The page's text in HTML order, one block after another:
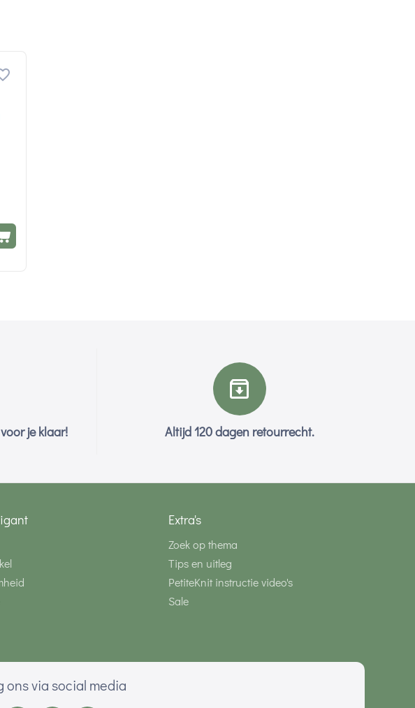
je klaar! Altijd 120 dagen retourrecht.
Extra's
Zoek op thema
Tips en uitleg
PetiteKnit instructie video's
Sale
ons via social media